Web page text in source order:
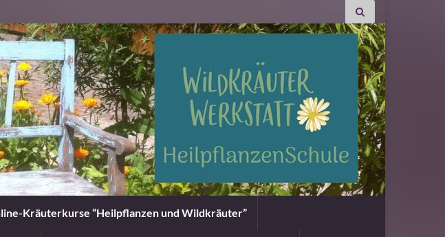
Kräuterkurse “Heilpflanzen und Wildkräuter”